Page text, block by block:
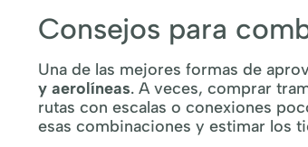
Consejos para
Una de las mejores formas de
y aerolíneas. A veces, comprar
rutas con escalas o conexiones
esas combinaciones y estimar los